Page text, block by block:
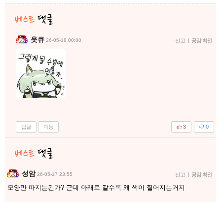
읏큐 26-05-18 00:00 신고 | 공감 확인
답글 이동 0
3
성암 26-05-17 23:55 신고 | 공감 확인
모양만 따지는건가? 근데 아래로 갈수록 왜 색이 짙어지는거지